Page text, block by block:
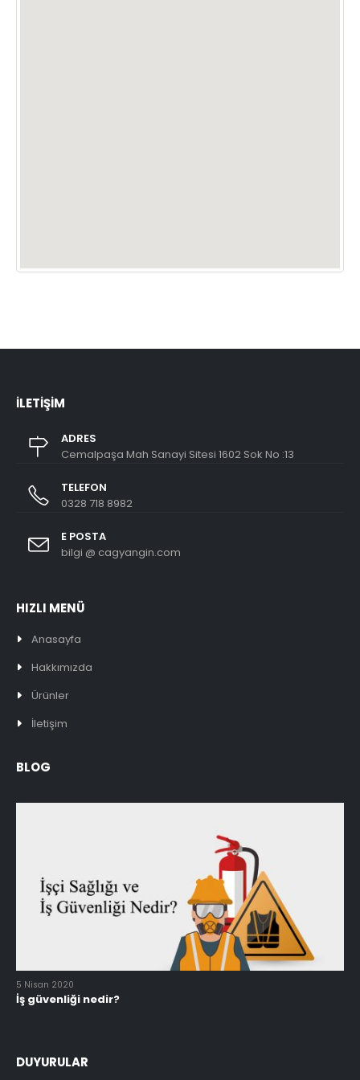
İLETİŞİM
ADRES
Cemalpaşa Mah Sanayi Sitesi 1602 Sok No :13
TELEFON
0328 718 8982
E POSTA
bilgi @ cagyangin.com
HIZLI MENÜ
Anasayfa
Hakkımızda
Ürünler
İletişim
BLOG
5 Nisan 2020
İş güvenliği nedir?
DUYURULAR